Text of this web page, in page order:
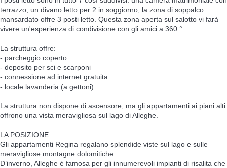
terrazzo, un divano letto per 2 in soggiorno, la zona di soppalco
mansardato offre 3 posti letto. Questa zona aperta sul salotto vi farà
vivere un'esperienza di condivisione con gli amici a 360 °.
La struttura offre:
- parcheggio coperto
- deposito per sci e scarponi
- connessione ad internet gratuita
- locale lavanderia (a gettoni).
La struttura non dispone di ascensore, ma gli appartamenti ai piani alti
offrono una vista meravigliosa sul lago di Alleghe.
LA POSIZIONE
Gli appartamenti Regina regalano splendide viste sul lago e sulle
meravigliose montagne dolomitiche.
D’inverno, Alleghe è famosa per gli innumerevoli impianti di risalita che